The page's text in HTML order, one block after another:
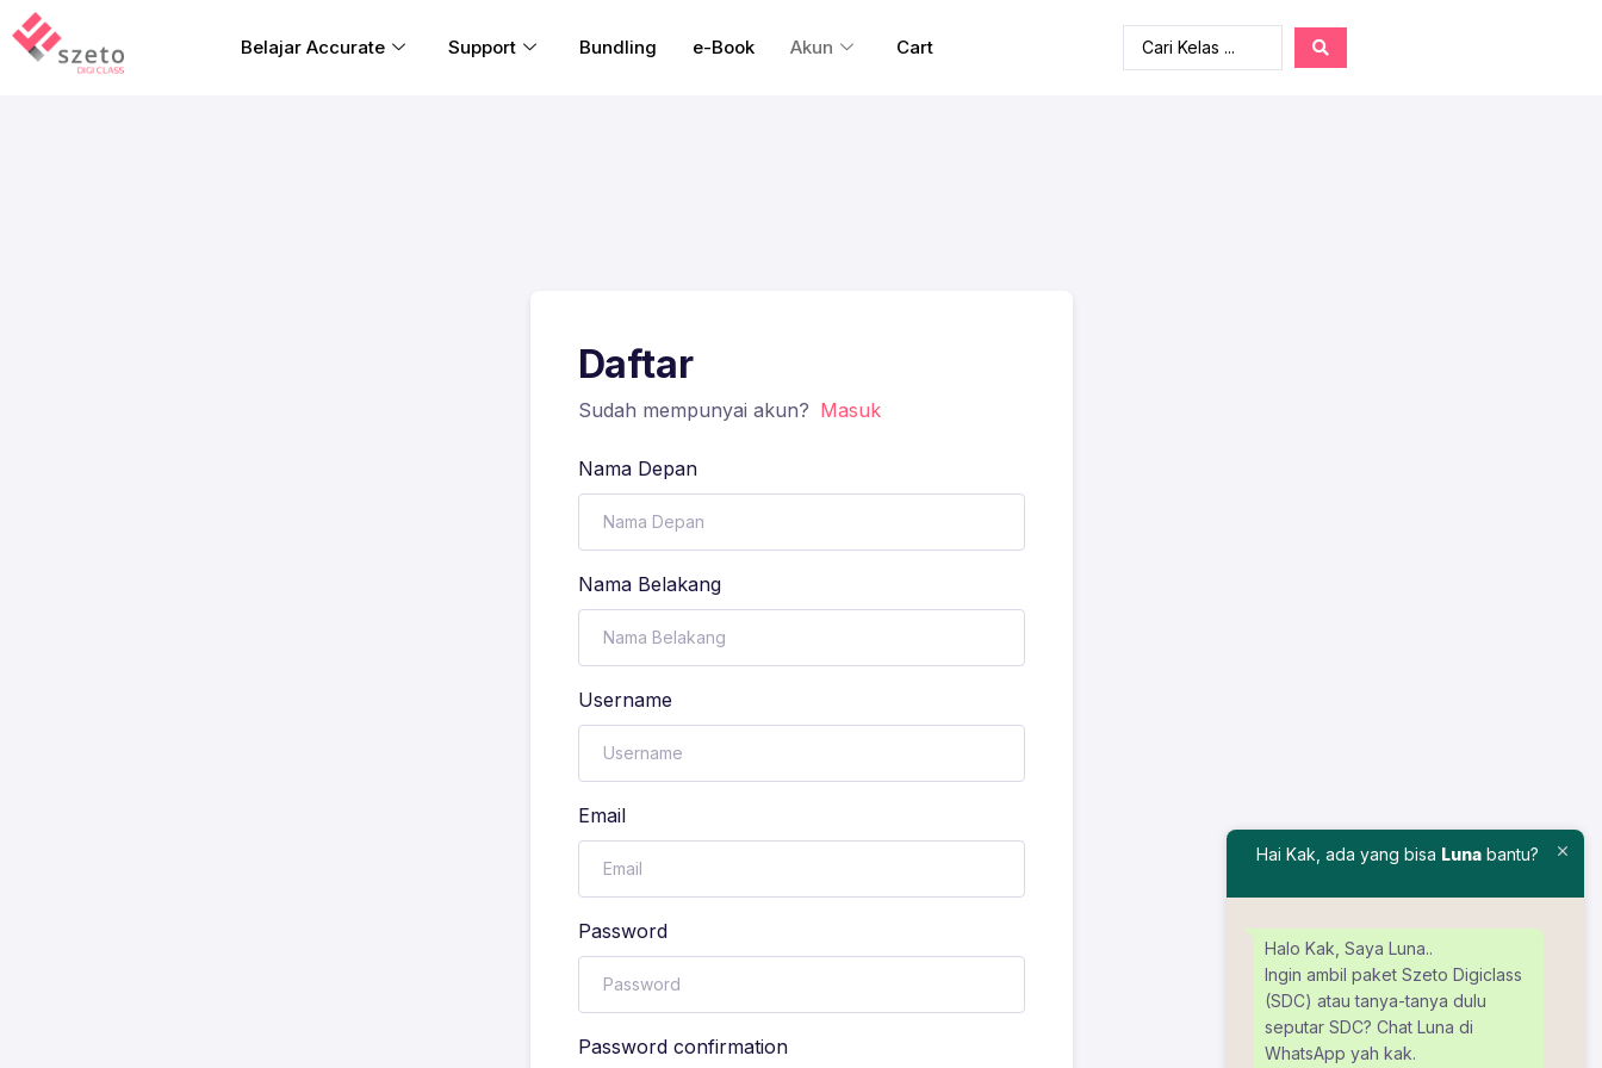
Belajar Accurate Support Bundling e-Book Akun Cart
Daftar
Sudah mempunyai akun? Masuk
Nama Depan
Nama Belakang
Username
Email
Password
Password confirmation
Hai Kak, ada yang bisa Luna bantu?
Halo Kak, Saya Luna..
Ingin ambil paket Szeto Digiclass
(SDC) atau tanya-tanya dulu
seputar SDC? Chat Luna di
WhatsApp yah kak.